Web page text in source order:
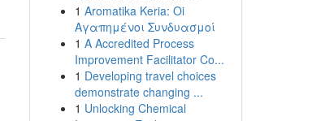
1 Aromatika Keria: Oi
Αγαπημένοι Συνδυασμοί
1 A Accredited Process
Improvement Facilitator Co...
1 Developing travel choices
demonstrate changing ...
1 Unlocking Chemical